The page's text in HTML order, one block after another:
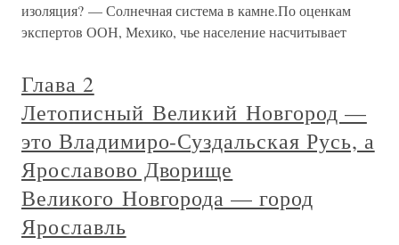
изоляция? — Солнечная система в камне.По оценкам
экспертов ООН, Мехико, чье население насчитывает
Глава 2
Летописный Великий Новгород —
это Владимиро-Суздальская Русь, а
Ярославово Дворище
Великого Новгорода — город
Ярославль